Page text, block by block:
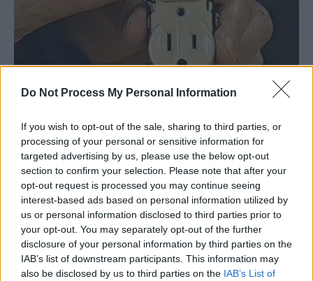
Do Not Process My Personal Information
If you wish to opt-out of the sale, sharing to third parties, or
processing of your personal or sensitive information for
targeted advertising by us, please use the below opt-out
section to confirm your selection. Please note that after your
opt-out request is processed you may continue seeing
interest-based ads based on personal information utilized by
us or personal information disclosed to third parties prior to
your opt-out. You may separately opt-out of the further
disclosure of your personal information by third parties on the
IAB’s list of downstream participants. This information may
also be disclosed by us to third parties on the IAB’s List of